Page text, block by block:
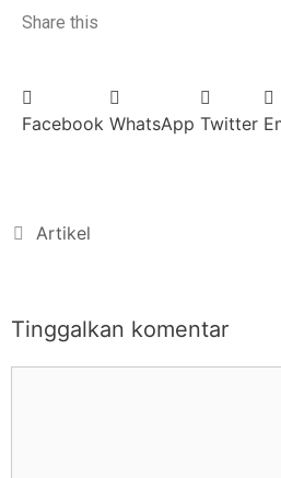
Share this
Facebook WhatsApp Twitter
Artikel
Tinggalkan komentar